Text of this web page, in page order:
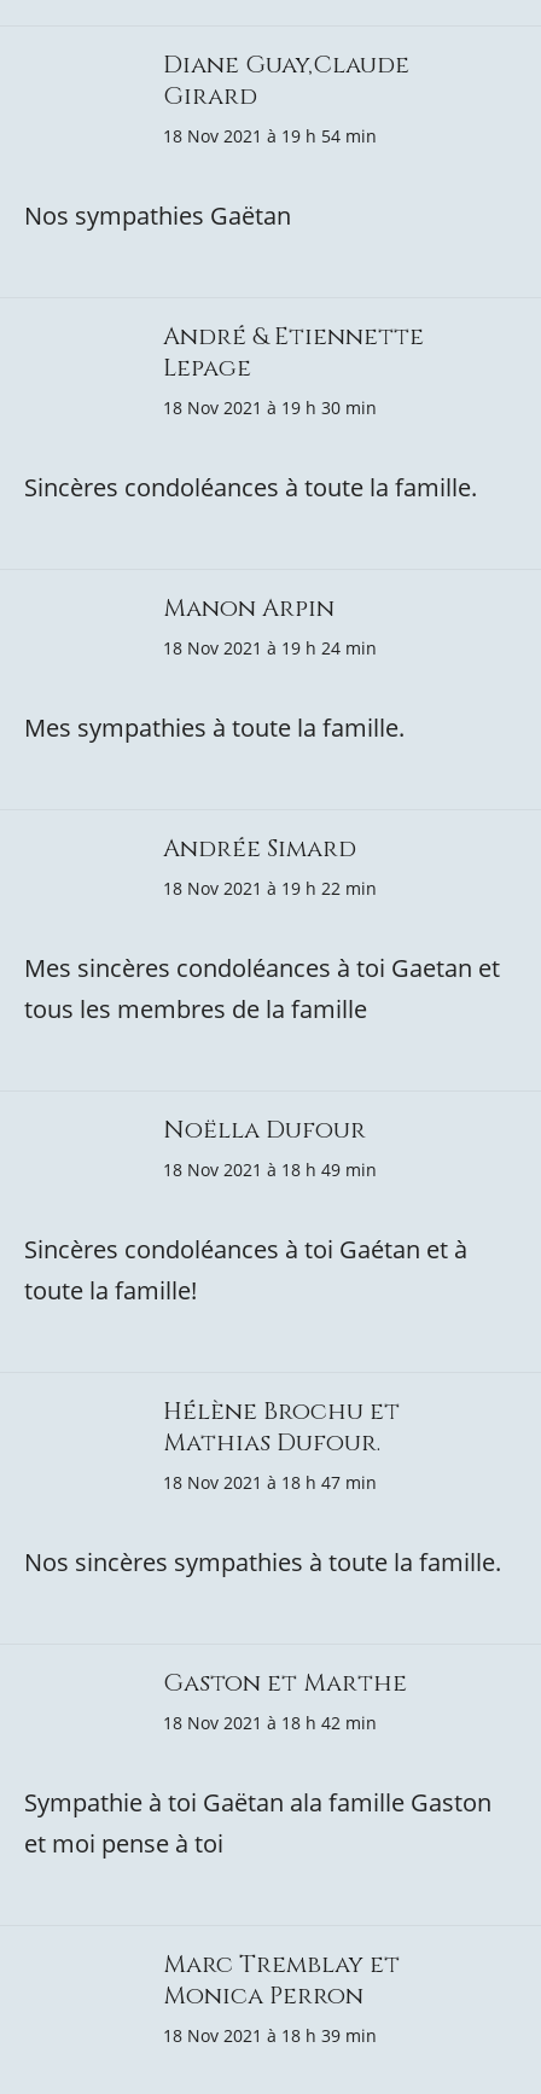
Diane Guay,Claude
Girard
18 Nov 2021 à 19 h 54 min
Nos sympathies Gaëtan
André & Etiennette
Lepage
18 Nov 2021 à 19 h 30 min
Sincères condoléances à toute la famille.
Manon Arpin
18 Nov 2021 à 19 h 24 min
Mes sympathies à toute la famille.
Andrée Simard
18 Nov 2021 à 19 h 22 min
Mes sincères condoléances à toi Gaetan et
tous les membres de la famille
Noëlla Dufour
18 Nov 2021 à 18 h 49 min
Sincères condoléances à toi Gaétan et à
toute la famille!
Hélène Brochu et
Mathias Dufour.
18 Nov 2021 à 18 h 47 min
Nos sincères sympathies à toute la famille.
Gaston et Marthe
18 Nov 2021 à 18 h 42 min
Sympathie à toi Gaëtan ala famille Gaston
et moi pense à toi
Marc Tremblay et
Monica Perron
18 Nov 2021 à 18 h 39 min